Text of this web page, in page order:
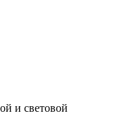
и световой